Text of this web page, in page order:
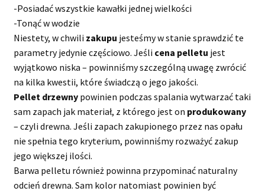
-Posiadać wszystkie kawałki jednej wielkości
-Tonąć w wodzie
Niestety, w chwili zakupu jesteśmy w stanie sprawdzić te
parametry jedynie częściowo. Jeśli cena pelletu jest
wyjątkowo niska – powinniśmy szczególną uwagę zwrócić
na kilka kwestii, które świadczą o jego jakości.
Pellet drzewnypowinien podczas spalania wytwarzać taki
sam zapach jak materiał, z którego jest on produkowany
– czyli drewna. Jeśli zapach zakupionego przez nas opału
nie spełnia tego kryterium, powinniśmy rozważyć zakup
jego większej ilości.
Barwa pelletu również powinna przypominać naturalny
odcień drewna. Sam kolor natomiast powinien być